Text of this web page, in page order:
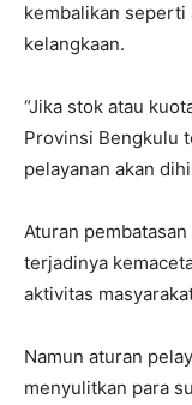
kembalikan seperti
kelangkaan.
“Jika stok atau
Provinsi Bengkulu
pelayanan akan
Aturan
terjadinya
aktivitas
Namun aturan
menyulitkan para